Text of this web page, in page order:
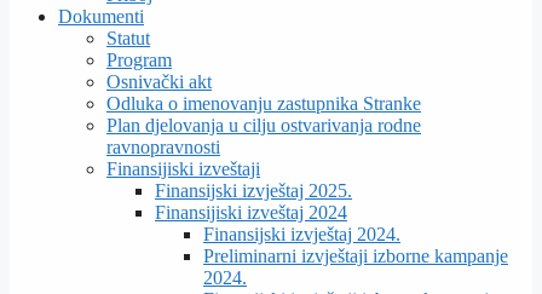
Dokumenti
Statut
Program
Osnivački akt
Odluka o imenovanju zastupnika Stranke
Plan djelovanja u cilju ostvarivanja rodne
ravnopravnosti
Finansijiski izveštaji
Finansijski izvještaj 2025.
Finansijiski izveštaj 2024
Finansijski izvještaj 2024.
Preliminarni izvještaji izborne kampanje
2024.